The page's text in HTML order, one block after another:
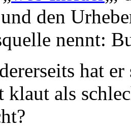
den
nennt:
hat
klaut als